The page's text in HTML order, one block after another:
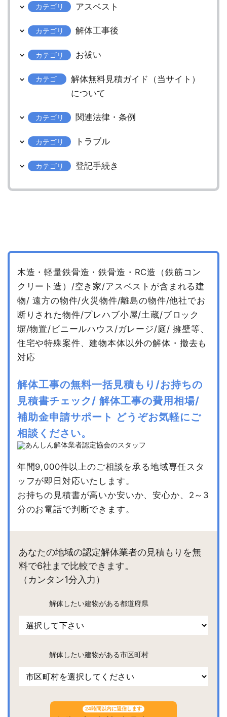
カテゴリ アスベスト
カテゴリ 解体工事後
カテゴリ お祓い
カテゴ
解体無料見積ガイド（当サイト）
について
カテゴリ 関連法律・条例
カテゴリ トラブル
カテゴリ 登記手続き
木造・軽量鉄骨造・鉄骨造・RC造（鉄筋コン
クリート造）/空き家/アスベストが含まれる建
物/ 遠方の物件/火災物件/離島の物件/他社でお
断りされた物件/プレハブ小屋/土蔵/ブロック
塀/物置/ビニールハウス/ガレージ/庭/ 擁壁等、
住宅や特殊案件、建物本体以外の解体・撤去も
対応
解体工事の無料一括見積もり/お持ちの
見積書チェック/ 解体工事の費用相場/
補助金申請サポート どうぞお気軽にご
相談ください。
年間9,000件以上のご相談を承る地域専任スタ
ッフが即日対応いたします。
お持ちの見積書が高いか安いか、安心か、2～3
分のお電話で判断できます。
あなたの地域の認定解体業者の見積もりを無
料で6社まで比較できます。
（カンタン1分入力）
解体したい建物がある都道府県
解体したい建物がある市区町村
24時間以内に返信します